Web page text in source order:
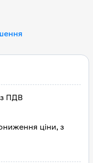
з ПДВ
ціни, з